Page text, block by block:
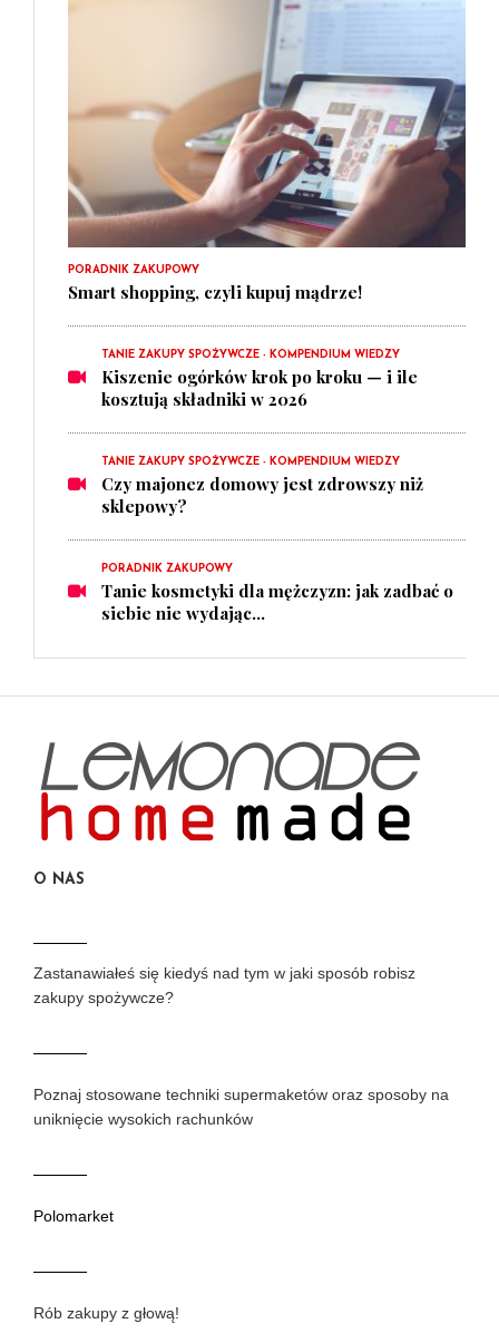
PORADNIK ZAKUPOWY
Smart shopping, czyli kupuj mądrze!
TANIE ZAKUPY SPOŻYWCZE - KOMPENDIUM WIEDZY
Kiszenie ogórków krok po kroku — i ile
kosztują składniki w 2026
TANIE ZAKUPY SPOŻYWCZE - KOMPENDIUM WIEDZY
Czy majonez domowy jest zdrowszy niż
sklepowy?
PORADNIK ZAKUPOWY
Tanie kosmetyki dla mężczyzn: jak zadbać o
siebie nie wydając...
O NAS
Zastanawiałeś się kiedyś nad tym w jaki sposób robisz
zakupy spożywcze?
Poznaj stosowane techniki supermaketów oraz sposoby na
uniknięcie wysokich rachunków
Polomarket
Rób zakupy z głową!